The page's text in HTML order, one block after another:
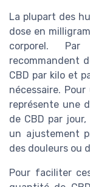
La plupart des
dose en
corporel. Par
recommandent
CBD par kilo et
nécessaire.
représente une
de CBD par
un ajustement
des douleurs ou
Pour faciliter